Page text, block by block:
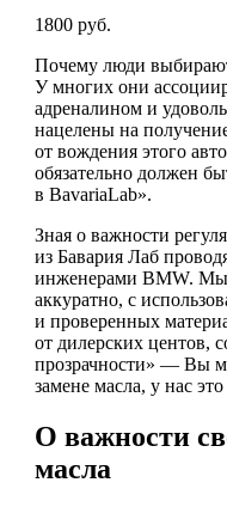
1800 руб.
Почему люди
У многих они
адреналином и
нацелены на
от вождения этого
обязательно должен
в BavariaLab».
Зная о важности
из Бавария Лаб
инженерами BMW. Мы
аккуратно, с
и проверенных
от дилерских центов,
прозрачности» — Вы
замене масла, у нас
О важности
масла